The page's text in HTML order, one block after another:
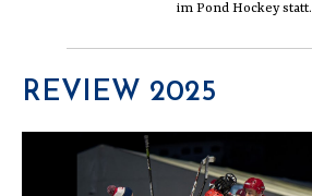
im Pond Hockey statt.
REVIEW 2025